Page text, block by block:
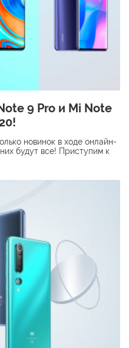
9 Pro и Mi Note
новинок в ходе онлайн-
будут все! Приступим к